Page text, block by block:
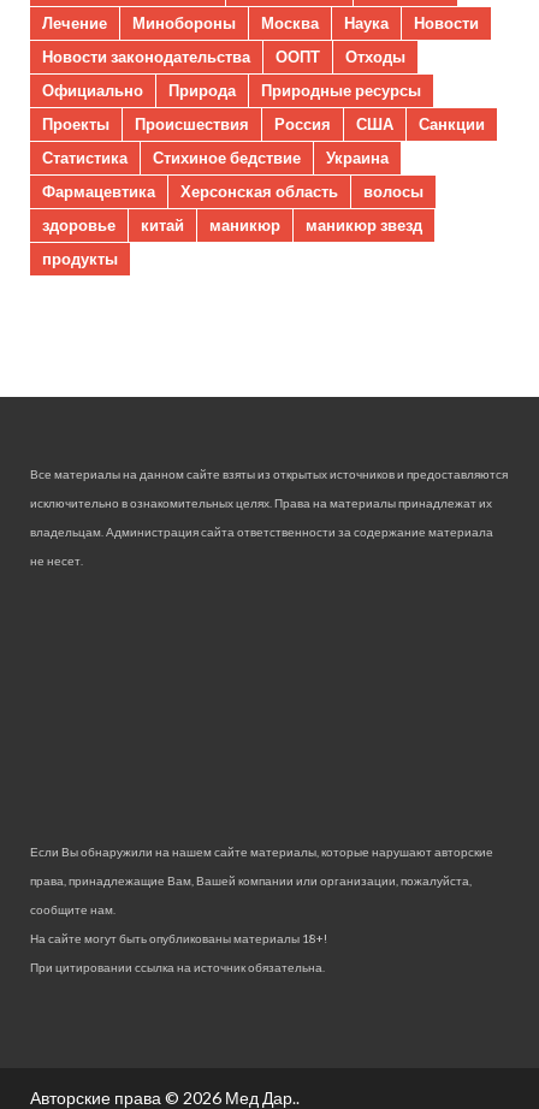
Лечение
Минобороны Москва Наука
Новости
Новости законодательства
ООПТ
Отходы
Официально
Природа
Природные ресурсы
Проекты
Происшествия Россия США
Санкции
Статистика
Стихиное бедствие
Украина
Фармацевтика
Херсонская область
волосы
здоровье
китай маникюр
маникюр звезд
продукты
Все материалы на данном сайте взяты из открытых источников и предоставляются
исключительно в ознакомительных целях. Права на материалы принадлежат их
владельцам. Администрация сайта ответственности за содержание материала
не несет.
Если Вы обнаружили на нашем сайте материалы, которые нарушают авторские
права, принадлежащие Вам, Вашей компании или организации, пожалуйста,
сообщите нам.
На сайте могут быть опубликованы материалы 18+!
При цитировании ссылка на источник обязательна.
Авторские права © 2026 Мед Дар..